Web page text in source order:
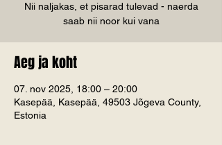
Nii naljakas, et pisarad tulevad - naerda
saab nii noor kui vana
Aeg ja koht
07. nov 2025, 18:00 – 20:00
Kasepää, Kasepää, 49503 Jõgeva County,
Estonia